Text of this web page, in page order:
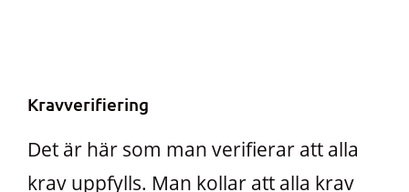
Kravverifiering
Det är här som man verifierar att alla
krav uppfylls. Man kollar att alla krav